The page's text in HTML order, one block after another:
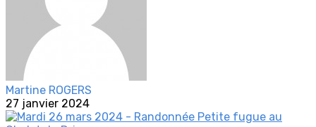
Martine ROGERS
27 janvier 2024